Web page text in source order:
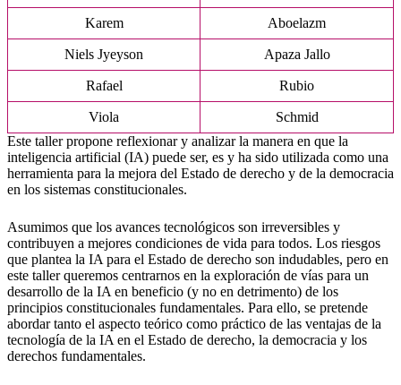
Karem Aboelazm
Niels Jyeyson Apaza Jallo
Rafael Rubio
Viola
Schmid
Este taller propone reflexionar y analizar la manera en que la
inteligencia artificial (IA) puede ser, es y ha sido utilizada como una
herramienta para la mejora del Estado de derecho y de la democracia
en los sistemas constitucionales.
Asumimos que los avances tecnológicos son irreversibles y
contribuyen a mejores condiciones de vida para todos. Los riesgos
que plantea la IA para el Estado de derecho son indudables, pero en
este taller queremos centrarnos en la exploración de vías para un
desarrollo de la IA en beneficio (y no en detrimento) de los
principios constitucionales fundamentales. Para ello, se pretende
abordar tanto el aspecto teórico como práctico de las ventajas de la
tecnología de la IA en el Estado de derecho, la democracia y los
derechos fundamentales.